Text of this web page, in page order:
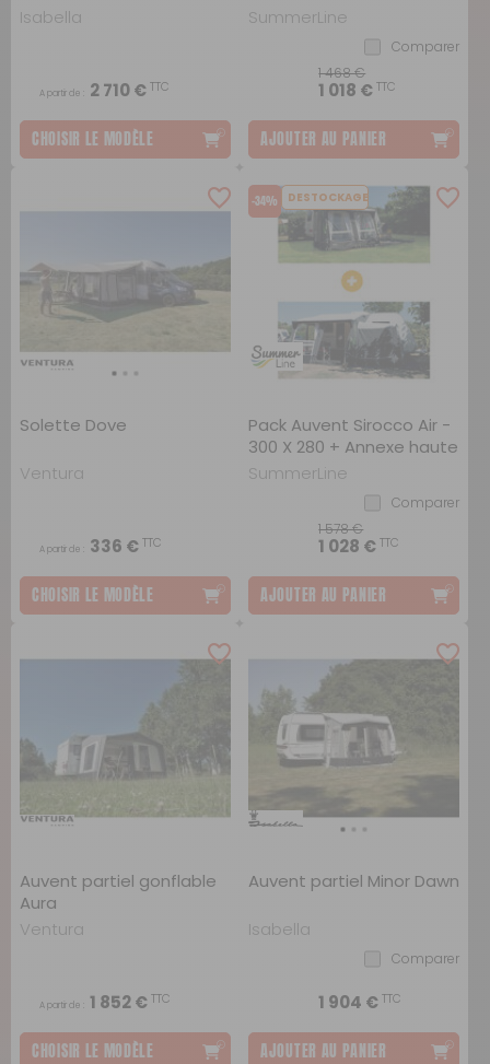
Isabella
A partir de : 2 710 €TTC
CHOISIR LE MODÈLE
Libeccio Air - à gauche
SummerLine
Comparer
1 468 €
1 018 €TTC
AJOUTER AU PANIER
Solette Dove
Ventura
A partir de : 336 €TTC
CHOISIR LE MODÈLE
-34% DESTOCKAGE
Pack Auvent Sirocco Air -
300 X 280 + Annexe haute
- Sirocco Air
SummerLine
Comparer
1 578 €
1 028 €TTC
AJOUTER AU PANIER
Auvent partiel gonflable
Aura
Ventura
A partir de : 1 852 €TTC
CHOISIR LE MODÈLE
Auvent partiel Minor Dawn
Isabella
Comparer
1 904 €TTC
AJOUTER AU PANIER